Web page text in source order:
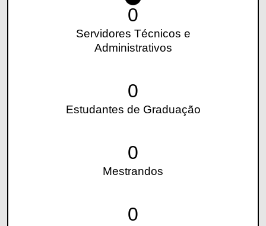
0
Servidores Técnicos e
Administrativos
0
Estudantes de Graduação
0
Mestrandos
0